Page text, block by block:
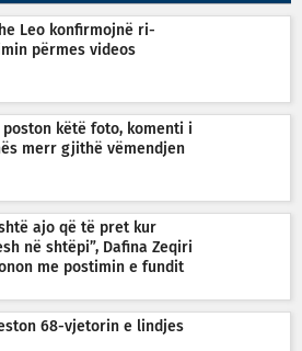
Leo konfirmojnë ri-
përmes videos
poston këtë foto, komenti i
merr gjithë vëmendjen
ajo që të pret kur
në shtëpi”, Dafina Zeqiri
me postimin e fundit
68-vjetorin e lindjes